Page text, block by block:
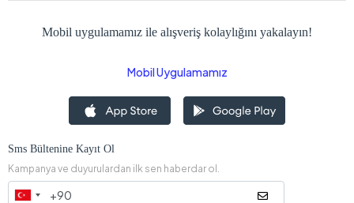
Mobil uygulamamız ile alışveriş kolaylığını yakalayın!
Mobil Uygulamamız
Sms Bültenine Kayıt Ol
Kampanya ve duyurulardan ilk sen haberdar ol.